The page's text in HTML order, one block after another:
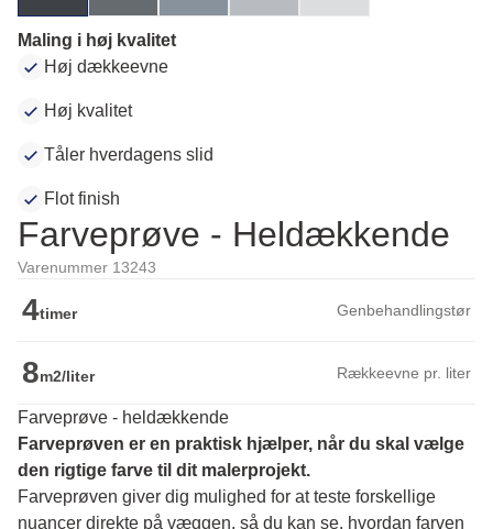
Maling i høj kvalitet
Høj dækkeevne
Høj kvalitet
Tåler hverdagens slid
Flot finish
Farveprøve - Heldækkende
Varenummer 13243
4timer Genbehandlingstør
8m2/liter Rækkeevne pr. liter
Farveprøve - heldækkende
Farveprøven er en praktisk hjælper, når du skal vælge
den rigtige farve til dit malerprojekt.
Farveprøven giver dig mulighed for at teste forskellige
nuancer direkte på væggen, så du kan se, hvordan farven